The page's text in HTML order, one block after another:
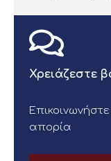
Χρειάζεστε
απορία